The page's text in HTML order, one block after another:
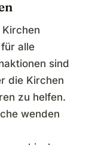
alle
sind
die Kirchen
zu helfen.
wenden